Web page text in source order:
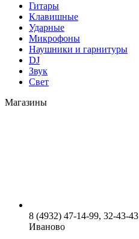
Гитары
Клавишные
Ударные
Микрофоны
Наушники и гарнитуры
DJ
Звук
Свет
Магазины
8 (4932) 47-14-99, 32-43-43
Иваново